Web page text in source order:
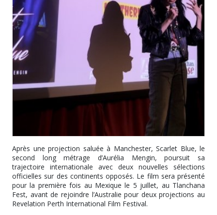
Après une projection saluée à Manchester, Scarlet Blue, le
second long métrage d’Aurélia Mengin, poursuit sa
trajectoire internationale avec deux nouvelles sélections
officielles sur des continents opposés. Le film sera présenté
pour la première fois au Mexique le 5 juillet, au Tlanchana
Fest, avant de rejoindre l’Australie pour deux projections au
Revelation Perth International Film Festival.